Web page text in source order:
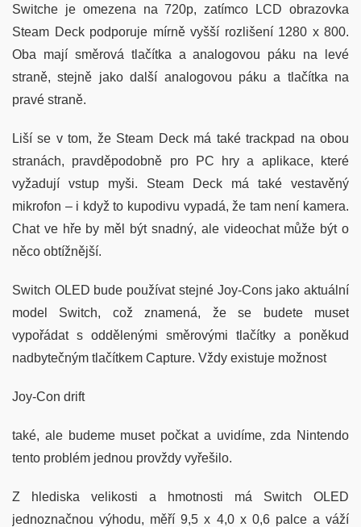
Switche je omezena na 720p, zatímco LCD obrazovka
Steam Deck podporuje mírně vyšší rozlišení 1280 x 800.
Oba mají směrová tlačítka a analogovou páku na levé
straně, stejně jako další analogovou páku a tlačítka na
pravé straně.
Liší se v tom, že Steam Deck má také trackpad na obou
stranách, pravděpodobně pro PC hry a aplikace, které
vyžadují vstup myši. Steam Deck má také vestavěný
mikrofon – i když to kupodivu vypadá, že tam není kamera.
Chat ve hře by měl být snadný, ale videochat může být o
něco obtížnější.
Switch OLED bude používat stejné Joy-Cons jako aktuální
model Switch, což znamená, že se budete muset
vypořádat s oddělenými směrovými tlačítky a poněkud
nadbytečným tlačítkem Capture. Vždy existuje možnost
Joy-Con drift
také, ale budeme muset počkat a uvidíme, zda Nintendo
tento problém jednou provždy vyřešilo.
Z hlediska velikosti a hmotnosti má Switch OLED
jednoznačnou výhodu, měří 9,5 x 4,0 x 0,6 palce a váží